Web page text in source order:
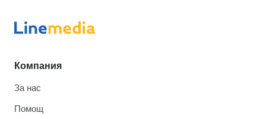
Компания
За нас
Помощ